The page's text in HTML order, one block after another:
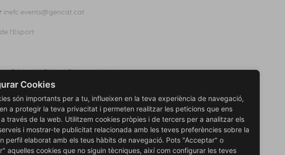
inefc.events@gencat.cat
l'Esport
Educació Física i Psicomotricitat
de l'Esport
en anglès
Cookies
són importants per a tu, influeixen en la teva experiència de navegació,
a protegir la teva privacitat i permeten realitzar les peticions que ens
a través de la web. Utilitzem cookies pròpies i de tercers per a analitzar els
i mostrar-te publicitat relacionada amb les teves preferències sobre la
perfil elaborat amb els teus hàbits de navegació. Pots "Acceptar" o
aquelles cookies que no siguin tècniques, així com configurar les teves